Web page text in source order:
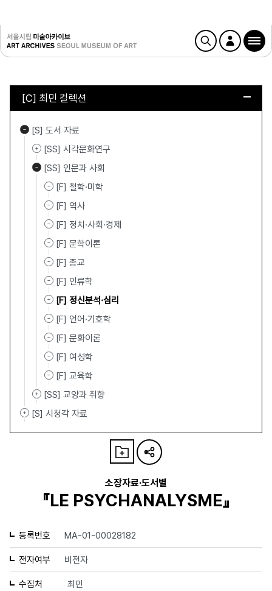
[C] 최민 컬렉션
[S] 도서 자료
[SS] 시각문화연구
[SS] 인문과 사회
[F] 철학·미학
[F] 역사
[F] 정치·사회·경제
[F] 문학이론
[F] 종교
[F] 인류학
[F] 정신분석·심리
[F] 언어·기호학
[F] 문화이론
[F] 여성학
[F] 교육학
[SS] 교양과 취향
[S] 시청각 자료
소장자료·도서별
『LE PSYCHANALYSME』
등록번호 MA-01-00028182
전자여부 비전자
수집처 최민